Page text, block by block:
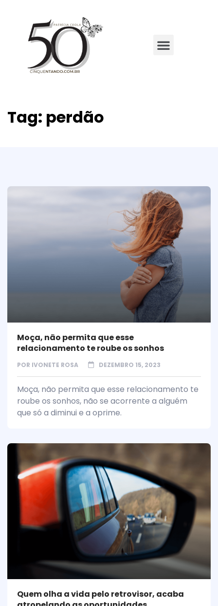
Tag: perdão
Moça, não permita que esse
relacionamento te roube os sonhos
POR IVONETE ROSA DEZEMBRO 15, 2023
Moça, não permita que esse relacionamento te
roube os sonhos, não se acorrente a alguém
que só a diminui e a oprime.
Quem olha a vida pelo retrovisor, acaba